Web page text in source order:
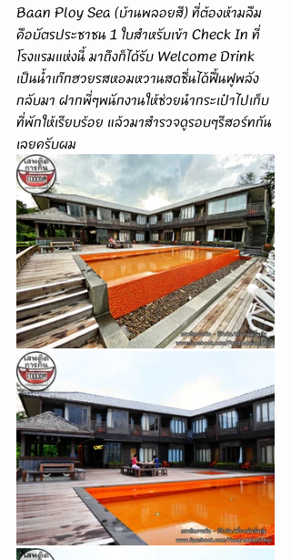
Baan Ploy Sea (บ้านพลอยสี) ที่ต้องห้ามลืม
คือบัตรประชาชน 1 ใบสำหรับเข้า Check In ที่
โรงแรมแห่งนี้ มาถึงก็ได้รับ Welcome Drink
เป็นน้ำเก๊กฮวยรสหอมหวานสดชื่นได้ฟื้นฟูพลัง
กลับมา ฝากพี่ๆพนักงานให้ช่วยนำกระเป๋าไปเก็บ
ที่พักให้เรียบร้อย แล้วมาสำรวจดูรอบๆรีสอร์ทกัน
เลยครับผม